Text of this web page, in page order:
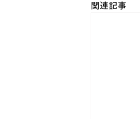
関連記事